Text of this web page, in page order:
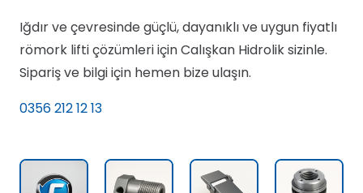
Iğdır ve çevresinde güçlü, dayanıklı ve uygun fiyatlı
römork lifti çözümleri için Calışkan Hidrolik sizinle.
Sipariş ve bilgi için hemen bize ulaşın.
0356 212 12 13